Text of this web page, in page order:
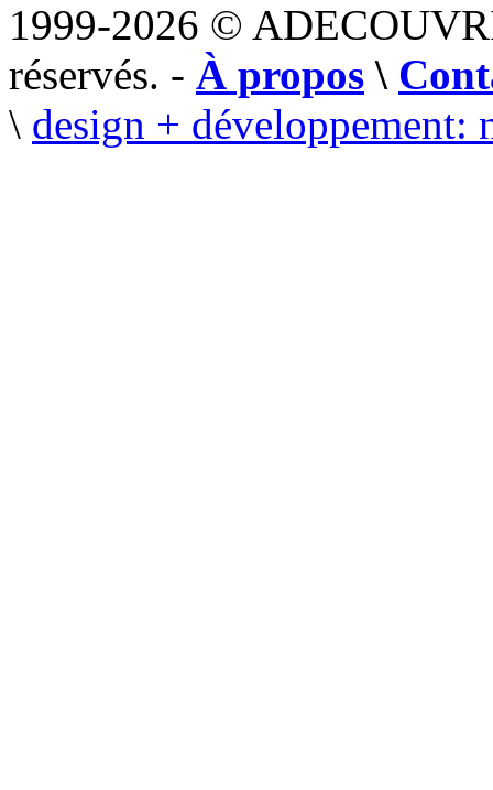
1999-2026 ©
réservés. - À propos \
\ design + développement: